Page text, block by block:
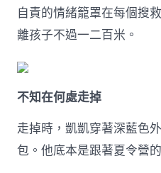
自責的情緒籠罩在每個搜
離孩子不過一二百米。
不知在何處走掉
走掉時，凱凱穿著深藍色
包。他底本是跟著夏令營